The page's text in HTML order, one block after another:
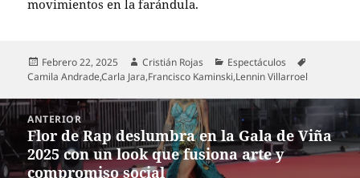
movimientos en la farándula.
Publicado
el
Febrero 22, 2025 Autor
Cristián Rojas Categorías
Espectáculos
Camila Andrade,Carla Jara,Francisco Kaminski,Lennin Villarroel
Navegación
de
entradas
ANTERIOR
Entrada
anterior:
Flor de Rap deslumbra en la Gala de Viña
2025 con un look que fusiona arte y
compromiso social